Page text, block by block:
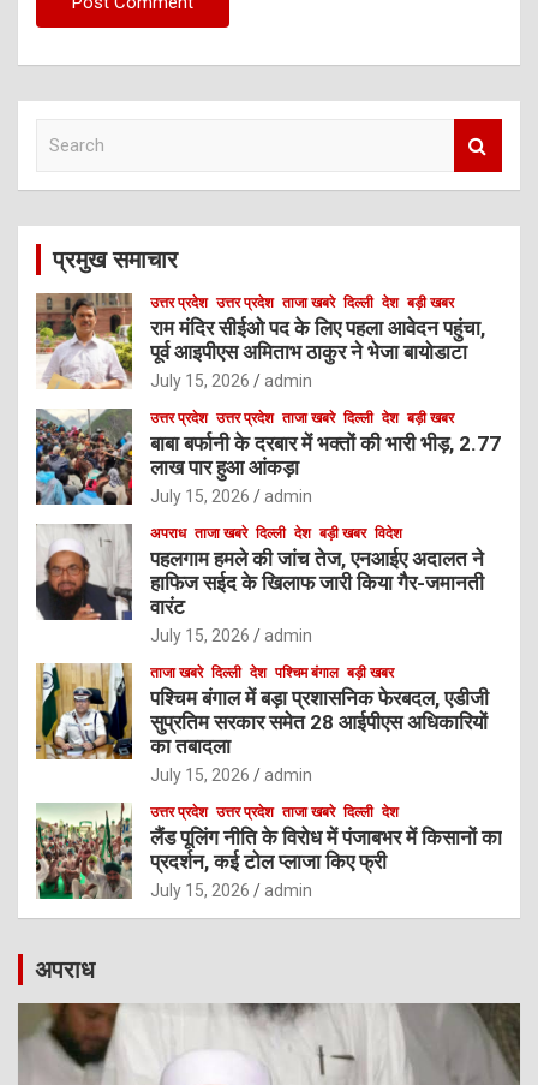
c
प्रमुख समाचार
उत्तर प्रदेश उत्तर प्रदेश ताजा खबरे दिल्ली देश बड़ी खबर
राम मंदिर सीईओ पद के लिए पहला आवेदन पहुंचा,
पूर्व आइपीएस अमिताभ ठाकुर ने भेजा बायोडाटा
July 15, 2026 admin
उत्तर प्रदेश उत्तर प्रदेश ताजा खबरे दिल्ली देश बड़ी खबर
बाबा बर्फानी के दरबार में भक्तों की भारी भीड़, 2.77
लाख पार हुआ आंकड़ा
July 15, 2026 admin
अपराध ताजा खबरे दिल्ली देश बड़ी खबर विदेश
पहलगाम हमले की जांच तेज, एनआईए अदालत ने
हाफिज सईद के खिलाफ जारी किया गैर-जमानती
वारंट
July 15, 2026 admin
ताजा खबरे दिल्ली देश पश्चिम बंगाल बड़ी खबर
पश्चिम बंगाल में बड़ा प्रशासनिक फेरबदल, एडीजी
सुप्रतिम सरकार समेत 28 आईपीएस अधिकारियों
का तबादला
July 15, 2026 admin
उत्तर प्रदेश उत्तर प्रदेश ताजा खबरे दिल्ली देश
लैंड पूलिंग नीति के विरोध में पंजाबभर में किसानों का
प्रदर्शन, कई टोल प्लाजा किए फ्री
July 15, 2026 admin
अपराध